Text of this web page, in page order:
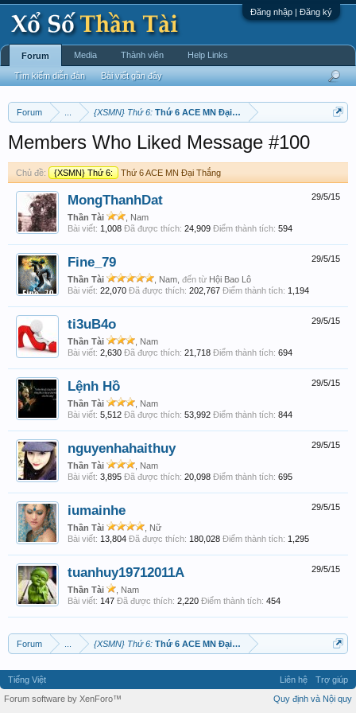
Đăng nhập | Đăng ký
Forum {XSMN} Thứ 6: Thứ 6 ACE MN Đại Thắng
Members Who Liked Message #100
Chủ đề: {XSMN} Thứ 6: Thứ 6 ACE MN Đại Thắng
29/5/15
MongThanhDat
Thần Tài
, Nam
Bài viết: 1,008 Đã được thích: 24,909 Điểm thành tích: 594
29/5/15
Fine_79
Thần Tài , Nam, đến từ Hội Bao Lô
Bài viết: 22,070 Đã được thích: 202,767 Điểm thành tích: 1,194
29/5/15
ti3uB4o
Thần Tài
, Nam
Bài viết: 2,630 Đã được thích: 21,718 Điểm thành tích: 694
29/5/15
Lệnh Hồ
Thần Tài
, Nam
Bài viết: 5,512 Đã được thích: 53,992 Điểm thành tích: 844
29/5/15
nguyenhahaithuy
Thần Tài
, Nam
Bài viết: 3,895 Đã được thích: 20,098 Điểm thành tích: 695
29/5/15
iumainhe
Thần Tài
, Nữ
Bài viết: 13,804 Đã được thích: 180,028 Điểm thành tích: 1,295
29/5/15
tuanhuy19712011A
Thần Tài
, Nam
Bài viết: 147 Đã được thích: 2,220 Điểm thành tích: 454
Forum {XSMN} Thứ 6: Thứ 6 ACE MN Đại Thắng
Forum
Tìm kiếm diễn đàn Bài viết gần đây
Media Thành viên Help Links
Tiếng Việt Liên hệ
Trợ giúp
Quy định và Nội quy
Forum software by XenForo™